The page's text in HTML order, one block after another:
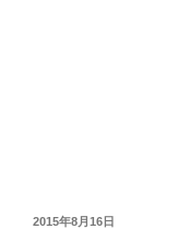
投
2015年8月16日